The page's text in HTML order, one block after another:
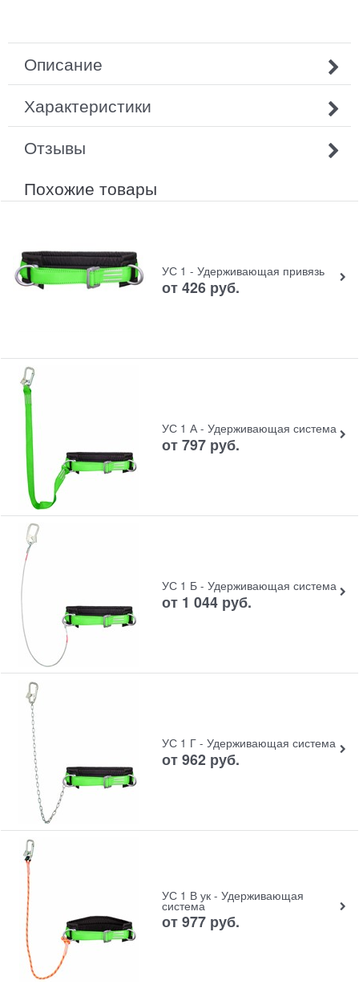
Описание
Характеристики
Отзывы
Похожие товары
УС 1 - Удерживающая привязь
от 426 руб.
УС 1 А - Удерживающая система
от 797 руб.
УС 1 Б - Удерживающая система
от 1 044 руб.
УС 1 Г - Удерживающая система
от 962 руб.
УС 1 В ук - Удерживающая
система
от 977 руб.